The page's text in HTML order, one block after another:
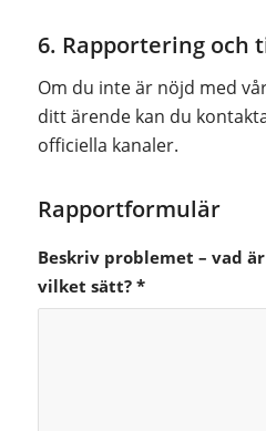
6. Rapportering och
Om du inte är nöjd med
ditt ärende kan du
officiella kanaler.
Rapportformulär
Beskriv problemet – vad
vilket sätt? *